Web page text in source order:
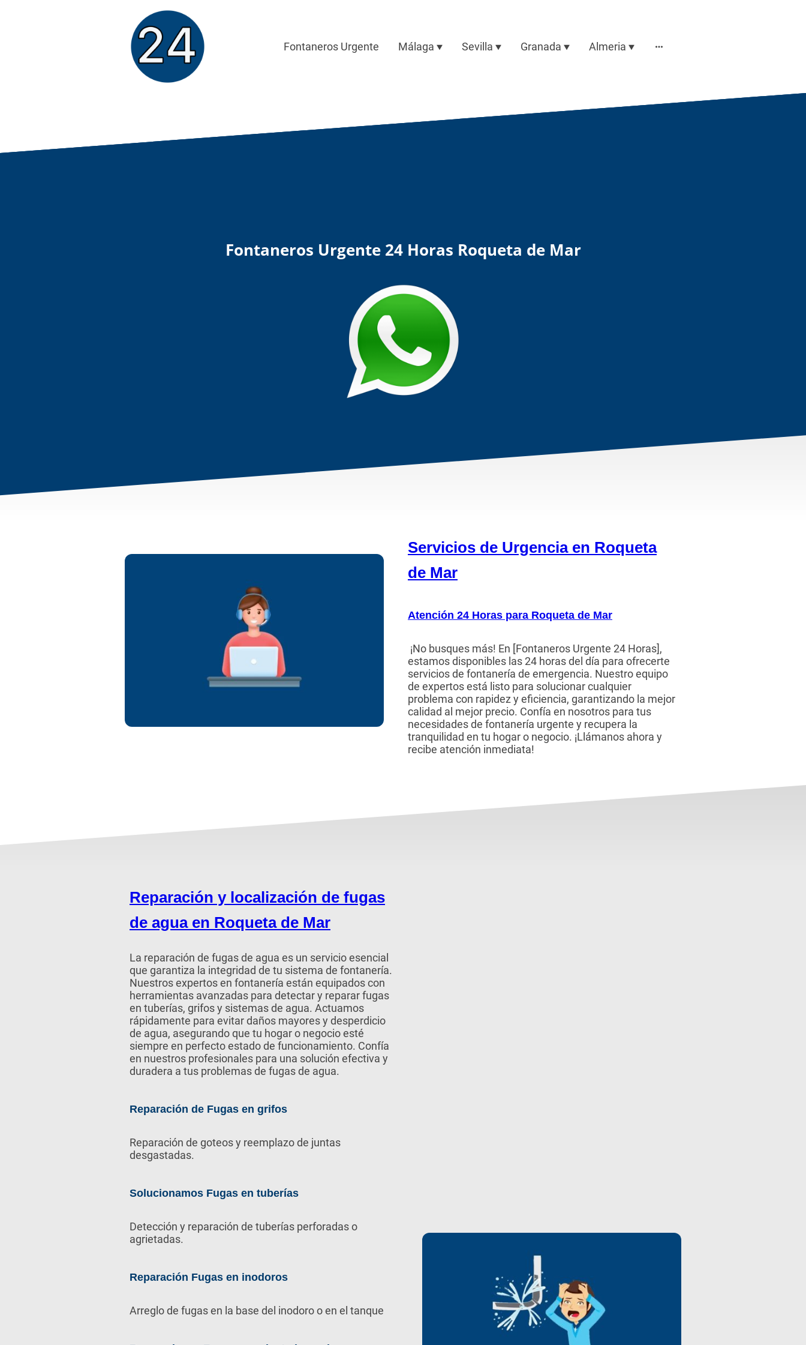
Fontaneros Urgente Málaga Sevilla Granada Almeria
Fontaneros Urgente 24 Horas Roqueta de Mar
Servicios de Urgencia en Roqueta
de Mar
Atención 24 Horas para Roqueta de Mar
¡No busques más! En [Fontaneros Urgente 24 Horas],
estamos disponibles las 24 horas del día para ofrecerte
servicios de fontanería de emergencia. Nuestro equipo
de expertos está listo para solucionar cualquier
problema con rapidez y eficiencia, garantizando la mejor
calidad al mejor precio. Confía en nosotros para tus
necesidades de fontanería urgente y recupera la
tranquilidad en tu hogar o negocio. ¡Llámanos ahora y
recibe atención inmediata!
Reparación y localización de fugas
de agua en Roqueta de Mar
La reparación de fugas de agua es un servicio esencial
que garantiza la integridad de tu sistema de fontanería.
Nuestros expertos en fontanería están equipados con
herramientas avanzadas para detectar y reparar fugas
en tuberías, grifos y sistemas de agua. Actuamos
rápidamente para evitar daños mayores y desperdicio
de agua, asegurando que tu hogar o negocio esté
siempre en perfecto estado de funcionamiento. Confía
en nuestros profesionales para una solución efectiva y
duradera a tus problemas de fugas de agua.
Reparación de Fugas en grifos
Reparación de goteos y reemplazo de juntas
desgastadas.
Solucionamos Fugas en tuberías
Detección y reparación de tuberías perforadas o
agrietadas.
Reparación Fugas en inodoros
Arreglo de fugas en la base del inodoro o en el tanque